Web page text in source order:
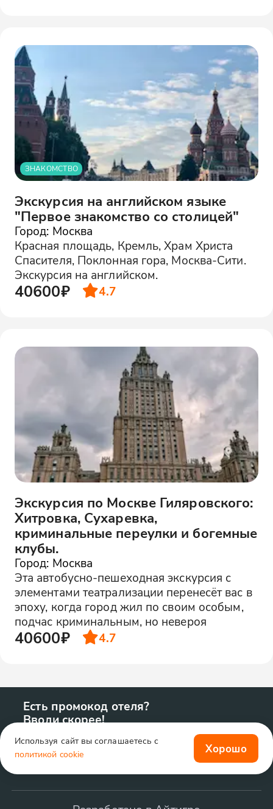
ЗНАКОМСТВО
Экскурсия на английском языке
"Первое знакомство со столицей"
Город: Москва
Красная площадь, Кремль, Храм Христа
Спасителя, Поклонная гора, Москва-Сити.
Экскурсия на английском.
40600₽ 4.7
Экскурсия по Москве Гиляровского:
Хитровка, Сухаревка,
криминальные переулки и богемные
клубы.
Город: Москва
Эта автобусно-пешеходная экскурсия с
элементами театрализации перенесёт вас в
эпоху, когда город жил по своим особым,
подчас криминальным, но невероя
40600₽ 4.7
Есть промокод отеля?
Вводи скорее!
Используя сайт вы соглашаетесь с
политикой cookie
Хорошо